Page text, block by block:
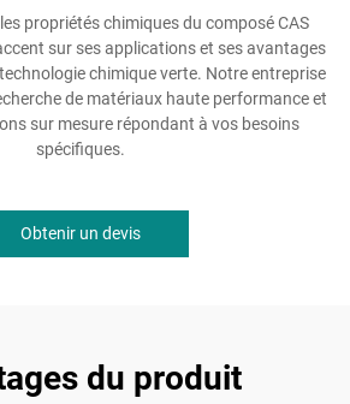
propriétés chimiques du composé CAS
sur ses applications et ses avantages
chimique verte. Notre entreprise
de matériaux haute performance et
sur mesure répondant à vos besoins
spécifiques.
Obtenir un devis
du produit